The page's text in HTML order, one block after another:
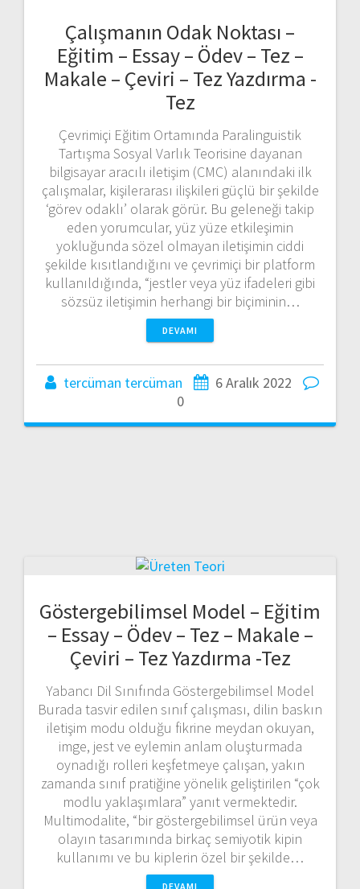
Çalışmanın Odak Noktası –
Eğitim – Essay – Ödev – Tez –
Makale – Çeviri – Tez Yazdırma -
Tez
Çevrimiçi Eğitim Ortamında Paralinguistik
Tartışma Sosyal Varlık Teorisine dayanan
bilgisayar aracılı iletişim (CMC) alanındaki ilk
çalışmalar, kişilerarası ilişkileri güçlü bir şekilde
‘görev odaklı’ olarak görür. Bu geleneği takip
eden yorumcular, yüz yüze etkileşimin
yokluğunda sözel olmayan iletişimin ciddi
şekilde kısıtlandığını ve çevrimiçi bir platform
kullanıldığında, “jestler veya yüz ifadeleri gibi
sözsüz iletişimin herhangi bir biçiminin…
DEVAMI
tercüman tercüman
6 Aralık 2022
0
Göstergebilimsel Model – Eğitim
– Essay – Ödev – Tez – Makale –
Çeviri – Tez Yazdırma -Tez
Yabancı Dil Sınıfında Göstergebilimsel Model
Burada tasvir edilen sınıf çalışması, dilin baskın
iletişim modu olduğu fikrine meydan okuyan,
imge, jest ve eylemin anlam oluşturmada
oynadığı rolleri keşfetmeye çalışan, yakın
zamanda sınıf pratiğine yönelik geliştirilen “çok
modlu yaklaşımlara” yanıt vermektedir.
Multimodalite, “bir göstergebilimsel ürün veya
olayın tasarımında birkaç semiyotik kipin
kullanımı ve bu kiplerin özel bir şekilde…
DEVAMI